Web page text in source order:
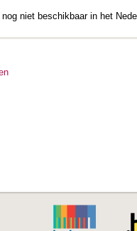
niet beschikbaar in het